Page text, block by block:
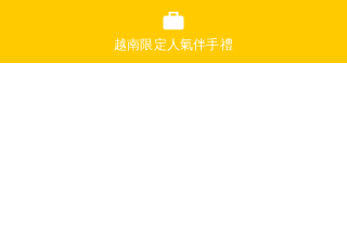
：特別推薦「下龍灣限定包
裝」的法國麵包脆餅 (Banh Mi Rusk)，
越南限定人氣伴手禮